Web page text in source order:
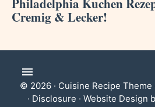
Philadelphia Kuchen
Cremig & Lecker!
© 2026 · Cuisine Recipe Theme
· Disclosure · Website Design